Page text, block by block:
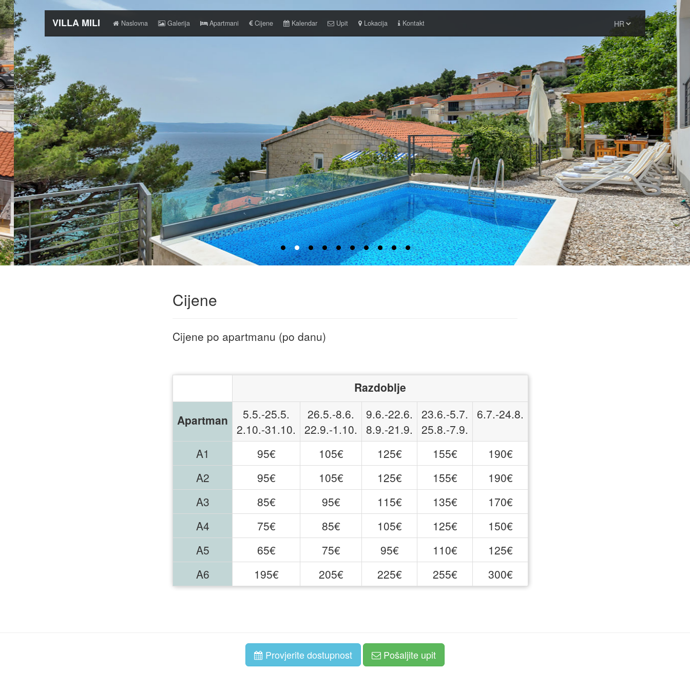
VILLA MILI Naslovna Galerija Apartmani Cijene Kalendar Upit Lokacija Kontakt
Cijene
Cijene po apartmanu (po danu)
Razdoblje
Apartman
5.5.-25.5.
2.10.-31.10.
26.5.-8.6.
22.9.-1.10.
9.6.-22.6.
8.9.-21.9.
23.6.-5.7.
25.8.-7.9.
6.7.-24.8.
A1 95€ 105€ 125€ 155€
190€
A2
95€ 105€ 125€ 155€
190€
A3
85€ 95€ 115€ 135€
170€
A4
75€ 85€ 105€ 125€
150€
A5
65€ 75€ 95€ 110€
125€
A6
195€ 205€ 225€ 255€ 300€
Provjerite dostupnost Pošaljite upit